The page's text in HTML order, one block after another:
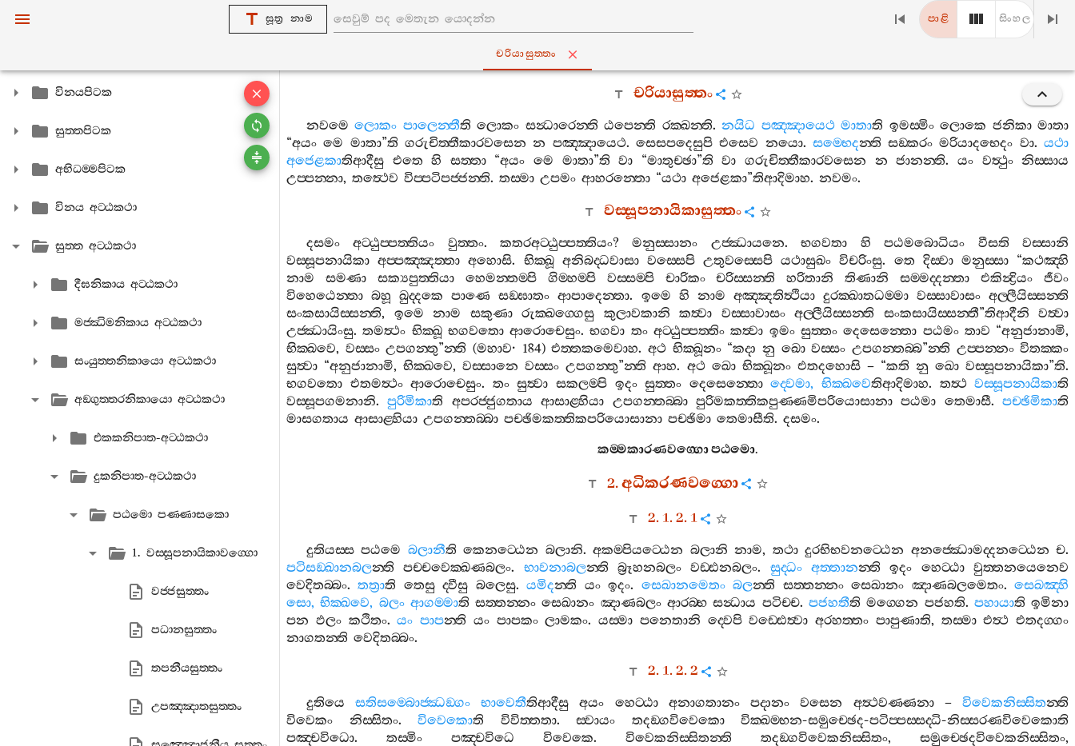
සූත්‍ර නාම පාළි සිංහල
චරියාසුත‍්තං
විනයපිටක
සුත‍්තපිටක
අභිධම‍්මපිටක
විනය අට‍්ඨකථා
සුත‍්ත අට‍්ඨකථා
දීඝනිකාය අට‍්ඨකථා
මජ‍්ඣිමනිකාය අට‍්ඨකථා
සංයුත‍්තනිකායො අට‍්ඨකථා
අඞ‍්ගුත‍්තරනිකායො අට‍්ඨකථා
එකකනිපාත-අට‍්ඨකථා
දුකනිපාත-අට‍්ඨකථා
පඨමො පණ‍්ණාසකො
1. වස‍්සූපනායිකාවග‍්ගො
වජ‍්ජසුත‍්තං
පධානසුත‍්තං
තපනීයසුත‍්තං
උපඤ‍්ඤාතසුත‍්තං
චරියාසුත‍්තං
නවමෙ ලොකං පාලෙන‍්තීති ලොකං සන්‍ධාරෙන‍්ති ඨපෙන‍්ති රක‍්ඛන‍්ති.නයිධ පඤ‍්ඤායෙථ මාතාති ඉමස‍්මිං ලොකෙ ජනිකා මාතා
“අයං මෙ මාතා”ති ගරුචිත‍්තීකාරවසෙන න පඤ‍්ඤායෙථ. සෙසපදෙසුපි එසෙව නයො. සම‍්භෙදන‍්ති සඞ‍්කරං මරියාදභෙදං වා.යථා
අජෙළකාතිආදීසු එතෙ හි සත‍්තා“අයං මෙ මාතා”ති වා “මාතුච‍්ඡා”ති වා ගරුචිත‍්තීකාරවසෙන න ජානන‍්ති. යං වත්‍ථුං නිස‍්සාය
උප‍්පන‍්නා, තත්‍ථෙව විප‍්පටිපජ‍්ජන‍්ති. තස‍්මා උපමං ආහරන‍්තො “යථා අජෙළකා”තිආදිමාහ. නවමං.
වස‍්සූපනායිකාසුත‍්තං
දසමං අට‍්ඨුප‍්පත‍්තියං වුත‍්තං. කතරඅට‍්ඨුප‍්පත‍්තියං?මනුස‍්සානං උජ‍්ඣායනෙ.භගවතා හි පඨමබොධියං වීසති
වස‍්සානි
වස‍්සූපනායිකා අප‍්පඤ‍්ඤත‍්තා අහොසි. භික‍්ඛූ අනිබද‍්ධවාසා වස‍්සෙපි උතුවස‍්සෙපි යථාසුඛං විචරිංසු. තෙ දිස‍්වා මනුස‍්සා“කථඤ‍්හි
නාම
සමණා සක්‍යපුත‍්තියා හෙමන‍්තම‍්පි ගිම‍්හම‍්පි වස‍්සම‍්පි චාරිකං චරිස‍්සන‍්ති හරිතානි තිණානි සම‍්මද‍්දන‍්තා එකින්‍ද්‍රියං
ජීවං
විහෙඨෙන‍්තා බහූ ඛුද‍්දකෙ පාණෙ සඞ‍්ඝාතං ආපාදෙන‍්තා. ඉමෙ හි නාම අඤ‍්ඤතිත්‍ථියා දුරක‍්ඛාතධම‍්මා වස‍්සාවාසං අල‍්ලීයිස‍්සන‍්ති
සංකසායිස‍්සන‍්ති, ඉමෙ නාම සකුණා රුක‍්ඛග‍්ගෙසු කුලාවකානි කත්‍වා වස‍්සාවාසං අල‍්ලීයිස‍්සන‍්ති සංකසායිස‍්සන‍්තී”තිආදීනි
වත්‍වා
උජ‍්ඣායිංසු.තමත්‍ථං භික‍්ඛූ භගවතො ආරොචෙසුං.භගවා තං අට‍්ඨුප‍්පත‍්තිං කත්‍වා ඉමං සුත‍්තං දෙසෙන‍්තො පඨමං තාව “අනුජානාමි,
භික‍්ඛවෙ, වස‍්සං උපගන‍්තු”න‍්ති (මහාව· 184)එත‍්තකමෙවාහ. අථ භික‍්ඛූනං“කදා නු ඛො වස‍්සං උපගන‍්තබ‍්බ”න‍්ති උප‍්පන‍්නං විතක‍්කං
සුත්‍වා “අනුජානාමි,භික‍්ඛවෙ,වස‍්සානෙ වස‍්සං උපගන‍්තු”න‍්ති ආහ. අථ ඛො භික‍්ඛූනං එතදහොසි– “කති නු ඛො වස‍්සූපනායිකා”ති.
භගවතො එතමත්‍ථං ආරොචෙසුං. තං සුත්‍වා සකලම‍්පි ඉදං සුත‍්තං දෙසෙන‍්තො ද‍්වෙමා, භික‍්ඛවෙතිආදිමාහ. තත්‍ථ වස‍්සූපනායිකාති
වස‍්සූපගමනානි.පුරිමිකාති අපරජ‍්ජුගතාය ආසාළ‍්හියා උපගන‍්තබ‍්බා පුරිමකත‍්තිකපුණ‍්ණමිපරියොසානා පඨමා තෙමාසී. පච‍්ඡිමිකාති
මාසගතාය ආසාළ‍්හියා උපගන‍්තබ‍්බා පච‍්ඡිමකත‍්තිකපරියොසානා පච‍්ඡිමා තෙමාසීති. දසමං.
කම‍්මකාරණවග‍්ගොපඨමො.
2.අධිකරණවග‍්ගො
2. 1. 2. 1
දුතියස‍්ස පඨමෙ බලානීති කෙනට‍්ඨෙන බලානි.අකම‍්පියට‍්ඨෙන බලානි නාම, තථා දුරභිභවනට‍්ඨෙන අනජ‍්ඣොමද‍්දනට‍්ඨෙන ච.
පටිසඞ‍්ඛානබලන‍්ති පච‍්චවෙක‍්ඛණබලං. භාවනාබලන‍්ති බ්‍රූහනබලං වඩ‍්ඪනබලං. සුද‍්ධං අත‍්තානන‍්ති ඉදං හෙට‍්ඨා වුත‍්තනයෙනෙව
වෙදිතබ‍්බං.තත්‍රාති තෙසු ද‍්වීසු බලෙසු.යමිදන‍්ති යං ඉදං. සෙඛානමෙතං බලන‍්ති සත‍්තන‍්නං සෙඛානං ඤාණබලමෙතං.සෙඛඤ‍්හි
සො,භික‍්ඛවෙ, බලං ආගම‍්මාති සත‍්තන‍්නං සෙඛානං ඤාණබලං ආරබ‍්භ සන්‍ධාය පටිච‍්ච. පජහතීති මග‍්ගෙන පජහති. පහායාති ඉමිනා
පන ඵලං කථිතං.යං පාපන‍්ති යං පාපකං ලාමකං. යස‍්මා පනෙතානි ද‍්වෙපි වඩ‍්ඪෙත්‍වා අරහත‍්තං පාපුණාති, තස‍්මා එත්‍ථ එතදග‍්ගං
නාගතන‍්ති වෙදිතබ‍්බං.
2. 1. 2. 2
දුතියෙ සතිසම‍්බොජ‍්ඣඞ‍්ගං භාවෙතීතිආදීසු අයං හෙට‍්ඨා අනාගතානං පදානං වසෙන අත්‍ථවණ‍්ණනා–විවෙකනිස‍්සිතන‍්ති
විවෙකං
නිස‍්සිතං. විවෙකොති විවිත‍්තතා. ස‍්වායං තදඞ‍්ගවිවෙකො වික‍්ඛම‍්භන-සමුච‍්ඡෙද-පටිප‍්පස‍්සද‍්ධි-නිස‍්සරණවිවෙකොති
පඤ‍්චවිධො. තස‍්මිං පඤ‍්චවිධෙ විවෙකෙ. විවෙකනිස‍්සිතන‍්ති තදඞ‍්ගවිවෙකනිස‍්සිතං, සමුච‍්ඡෙදවිවෙකනිස‍්සිතං,